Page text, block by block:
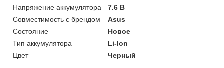
Напряжение аккумулятора
7.6 В
Совместимость с брендом
Asus
Состояние
Новое
Тип аккумулятора
Li-Ion
Цвет
Черный